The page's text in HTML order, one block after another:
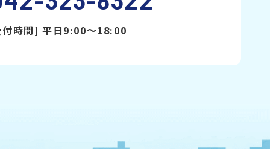
時間] 平日9:00〜18:00